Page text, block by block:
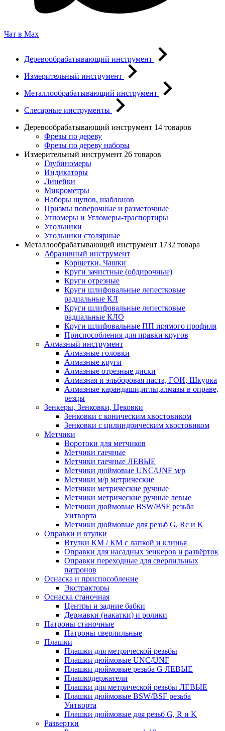
Чат в Max
Деревообрабатывающий инструмент
Измерительный инструмент
Металлообрабатывающий инструмент
Слесарные инструменты
Деревообрабатывающий инструмент 14 товаров
Фрезы по дереву
Фрезы по дереву наборы
Измерительный инструмент 26 товаров
Глубиномеры
Индикаторы
Линейки
Микрометры
Наборы щупов, шаблонов
Призмы поверочные и разметочные
Угломеры и Угломеры-траспортиры
Угольники
Угольники столярные
Металлообрабатывающий инструмент 1732 товара
Абразивный инструмент
Корщетки, Чашки
Круги зачистные (обдирочные)
Круги отрезные
Круги шлифовальные лепестковые
радиальные КЛ
Круги шлифовальные лепестковые
радиальные КЛО
Круги шлифовальные ПП прямого профиля
Приспособления для правки кругов
Алмазный инструмент
Алмазные головки
Алмазные круги
Алмазные отрезные диски
Алмазная и эльборовая паста, ГОИ, Шкурка
Алмазные карандаши,иглы,алмазы в оправе,
резцы
Зенкеры, Зенковки, Цековки
Зенковки с коническим хвостовиком
Зенковки с цилиндрическим хвостовиком
Метчики
Воротоки для метчиков
Метчики гаечные
Метчики гаечные ЛЕВЫЕ
Метчики дюймовые UNC/UNF м/р
Метчики м/р метрические
Метчики метрические ручные
Метчики метрические ручные левые
Метчики дюймовые BSW/BSF резьба
Уитворта
Метчики дюймовые для резьб G, Rc и K
Оправки и втулки
Втулки КМ / КМ с лапкой и клинья
Оправки для насадных зенкеров и развёрток
Оправки переходные для сверлильных
патронов
Оснаска и приспособление
Экстракторы
Оснаска станочная
Центры и задние бабки
Державки (накатки) и ролики
Патроны станочные
Патроны сверлильные
Плашки
Плашки для метрической резьбы
Плашки дюймовые UNC/UNF
Плашки дюймовые резьба G ЛЕВЫЕ
Плашкодержатели
Плашки для метрической резьбы ЛЕВЫЕ
Плашки дюймовые BSW/BSF резьба
Уитворта
Плашки дюймовые для резьб G, R и K
Развертки